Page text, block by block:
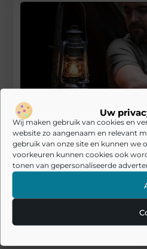
Uw
Wij maken gebruik van cookies en
website zo aangenaam en relevant
gebruik van onze site en kunnen we
voorkeuren kunnen cookies ook
tonen van gepersonaliseerde
Tuingereedschapshop.nl: De
De kunst van stijlvolle en
Laminaat en pvc visgraat vloer: